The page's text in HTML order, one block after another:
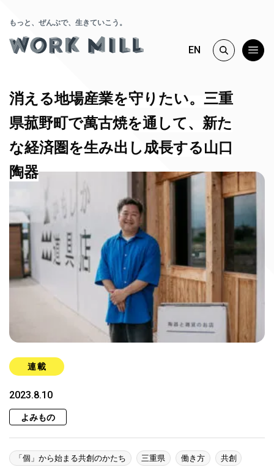
もっと、ぜんぶで、生きていこう。
EN
消える地場産業を守りたい。三重
県菰野町で萬古焼を通して、新た
な経済圏を生み出し成長する山口
陶器
連載
2023.8.10
よみもの
「個」から始まる共創のかたち 三重県 働き方 共創